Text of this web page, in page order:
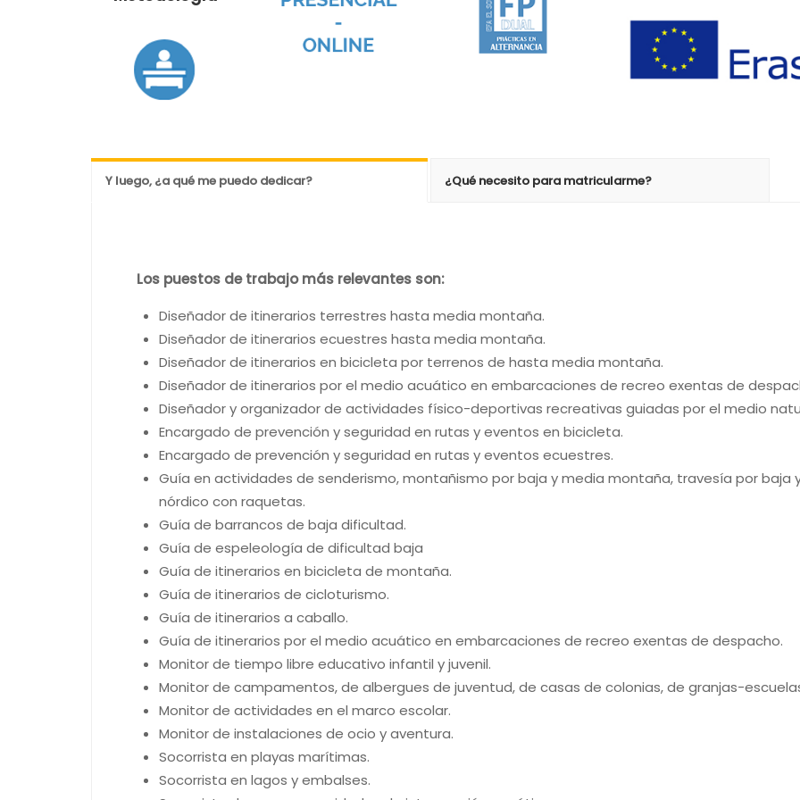
Y luego, ¿a qué me puedo dedicar? ¿Qué necesito para matricularme?
Los puestos de trabajo más relevantes son:
Diseñador de itinerarios terrestres hasta media montaña.
Diseñador de itinerarios ecuestres hasta media montaña.
Diseñador de itinerarios en bicicleta por terrenos de hasta media montaña.
Diseñador de itinerarios por el medio acuático en embarcaciones de recreo exentas de
Diseñador y organizador de actividades físico-deportivas recreativas guiadas por el medio
Encargado de prevención y seguridad en rutas y eventos en bicicleta.
Encargado de prevención y seguridad en rutas y eventos ecuestres.
Guía en actividades de senderismo, montañismo por baja y media montaña, travesía por
nórdico con raquetas.
Guía de barrancos de baja dificultad.
Guía de espeleología de dificultad baja
Guía de itinerarios en bicicleta de montaña.
Guía de itinerarios de cicloturismo.
Guía de itinerarios a caballo.
Guía de itinerarios por el medio acuático en embarcaciones de recreo exentas de despacho.
Monitor de tiempo libre educativo infantil y juvenil.
Monitor de campamentos, de albergues de juventud, de casas de colonias, de granjas-
Monitor de actividades en el marco escolar.
Monitor de instalaciones de ocio y aventura.
Socorrista en playas marítimas.
Socorrista en lagos y embalses.